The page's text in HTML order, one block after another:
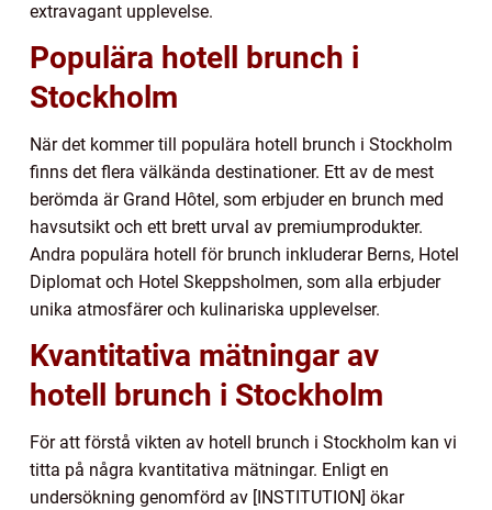
extravagant upplevelse.
Populära hotell brunch i
Stockholm
När det kommer till populära hotell brunch i Stockholm
finns det flera välkända destinationer. Ett av de mest
berömda är Grand Hôtel, som erbjuder en brunch med
havsutsikt och ett brett urval av premiumprodukter.
Andra populära hotell för brunch inkluderar Berns, Hotel
Diplomat och Hotel Skeppsholmen, som alla erbjuder
unika atmosfärer och kulinariska upplevelser.
Kvantitativa mätningar av
hotell brunch i Stockholm
För att förstå vikten av hotell brunch i Stockholm kan vi
titta på några kvantitativa mätningar. Enligt en
undersökning genomförd av [INSTITUTION] ökar